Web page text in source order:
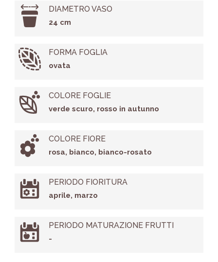
DIAMETRO VASO
24 cm
FORMA FOGLIA
ovata
COLORE FOGLIE
verde scuro, rosso in autunno
COLORE FIORE
rosa, bianco, bianco-rosato
PERIODO FIORITURA
aprile, marzo
PERIODO MATURAZIONE FRUTTI
-